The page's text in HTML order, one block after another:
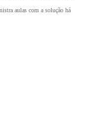
aulas com a solução há